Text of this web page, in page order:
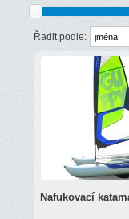
Řadit podle:
Nafukovací